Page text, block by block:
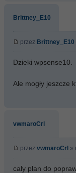
Brittney_E10
przez Brittney_E10
Dzieki wpsense10.
Ale mogły jeszcze
vwmaroCrl
przez vwmaroCrl »
caly plan do